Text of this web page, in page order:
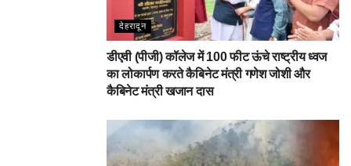
देहरादून
डीएवी (पीजी) कॉलेज में 100 फीट ऊंचे राष्ट्रीय ध्वज
का लोकार्पण करते कैबिनेट मंत्री गणेश जोशी और
कैबिनेट मंत्री खजान दास